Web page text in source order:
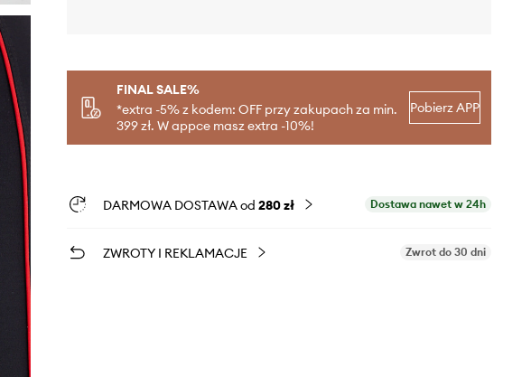
FINAL SALE%
*extra -5% z kodem: OFF przy zakupach za min.
399 zł. W appce masz extra -10%!
Pobierz APP
DARMOWA DOSTAWA od 280 zł Dostawa nawet w 24h
ZWROTY I REKLAMACJE Zwrot do 30 dni